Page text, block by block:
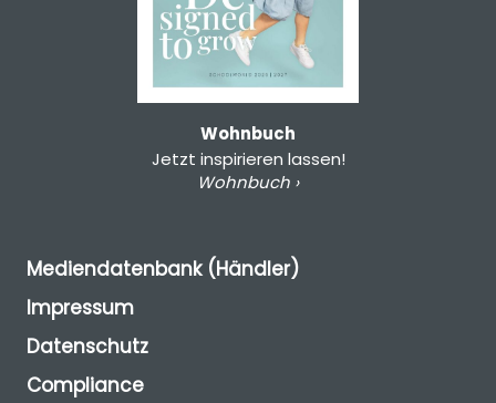
Wohnbuch
Jetzt inspirieren lassen!
Wohnbuch ›
Mediendatenbank (Händler)
Impressum
Datenschutz
Compliance